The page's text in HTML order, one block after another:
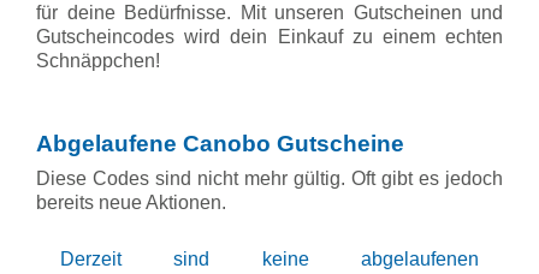
für deine Bedürfnisse. Mit unseren Gutscheinen und
Gutscheincodes wird dein Einkauf zu einem echten
Schnäppchen!
Abgelaufene Canobo Gutscheine
Diese Codes sind nicht mehr gültig. Oft gibt es jedoch
bereits neue Aktionen.
Derzeit sind keine abgelaufenen